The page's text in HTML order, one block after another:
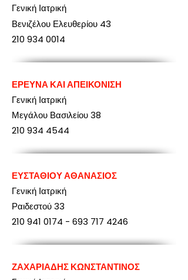
Γενική Ιατρική
Βενιζέλου Ελευθερίου 43
210 934 0014
ΕΡΕΥΝΑ ΚΑΙ ΑΠΕΙΚΟΝΙΣΗ
Γενική Ιατρική
Μεγάλου Βασιλείου 38
210 934 4544
ΕΥΣΤΑΘΙΟΥ ΑΘΑΝΑΣΙΟΣ
Γενική Ιατρική
Ραιδεστού 33
210 941 0174 - 693 717 4246
ΖΑΧΑΡΙΑΔΗΣ ΚΩΝΣΤΑΝΤΙΝΟΣ